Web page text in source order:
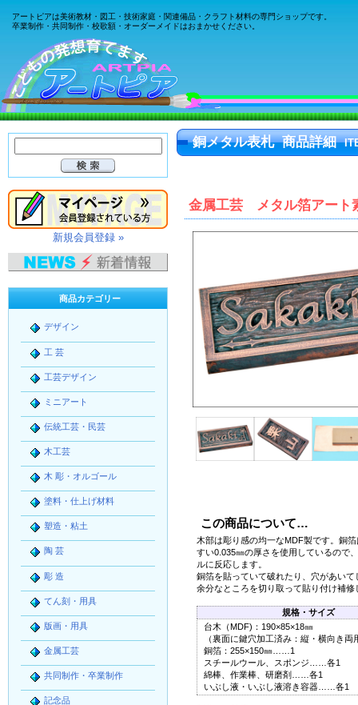
アートピアは美術教材・図工・技術家庭・関連備品・クラフト材料の専門ショップです。
卒業制作・共同制作・校歌額・オーダーメイドはおまかせください。
銅メタル表札 商品詳細
金属工芸 メタル箔アート
この商品について…
木部は彫り感の均一なMDF製です。銅
すい0.035㎜の厚さを使用しているので
ルに反応します。
銅箔を貼っていて破れたり、穴があいて
余分なところを切り取って貼り付け補修
規格・サイズ
台木（MDF)：190×85×18㎜
（裏面に鍵穴加工済み：縦・横向き両
銅箔：255×150㎜……1
スチールウール、スポンジ……各1
綿棒、作業棒、研磨剤……各1
いぶし液・いぶし液溶き容器……各1
新規会員登録 »
商品カテゴリー
デザイン
工 芸
工芸デザイン
ミニアート
伝統工芸・民芸
木工芸
木 彫・オルゴール
塗料・仕上げ材料
塑造・粘土
陶 芸
彫 造
てん刻・用具
版画・用具
金属工芸
共同制作・卒業制作
記念品